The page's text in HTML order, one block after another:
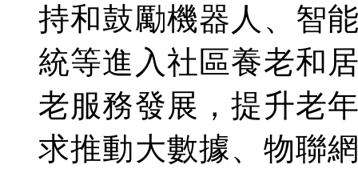
持和鼓勵機器人、智
統等進入社區養老和
老服務發展，提升老
求推動大數據、物聯